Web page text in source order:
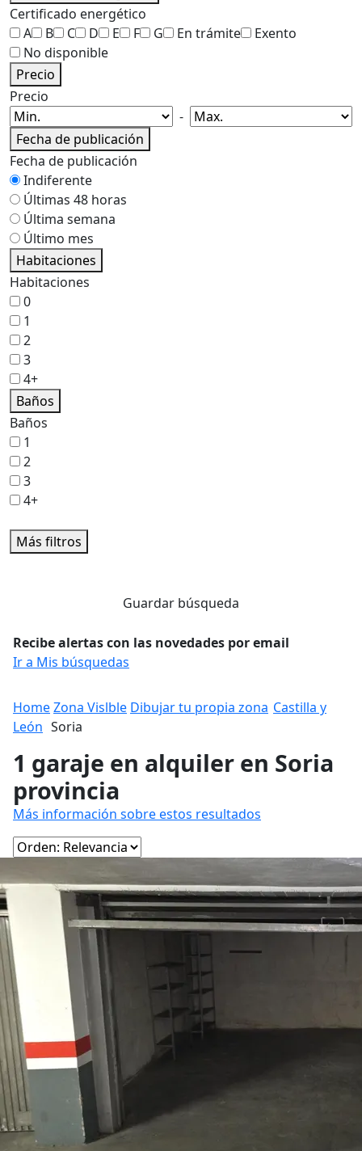
Certificado energético
A
B C D E F G En trámite
Exento
No disponible
Precio
Precio
-
Fecha de publicación
Fecha de publicación
Indiferente
Últimas 48 horas
Última semana
Último mes
Habitaciones
Habitaciones
0
1
2
3
4+
Baños
Baños
1
2
3
4+
Más filtros
Guardar búsqueda
Recibe alertas con las novedades por email
Ir a Mis búsquedas
HomeZona Vislble Dibujar tu propia zona Castilla y
León Soria
1 garaje en alquiler en Soria
provincia
Más información sobre estos resultados